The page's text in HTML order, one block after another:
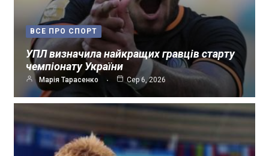
ВСЕ ПРО СПОРТ
УПЛ визначила найкращих гравців старту
чемпіонату України
Марія Тарасенко Сер 6, 2026